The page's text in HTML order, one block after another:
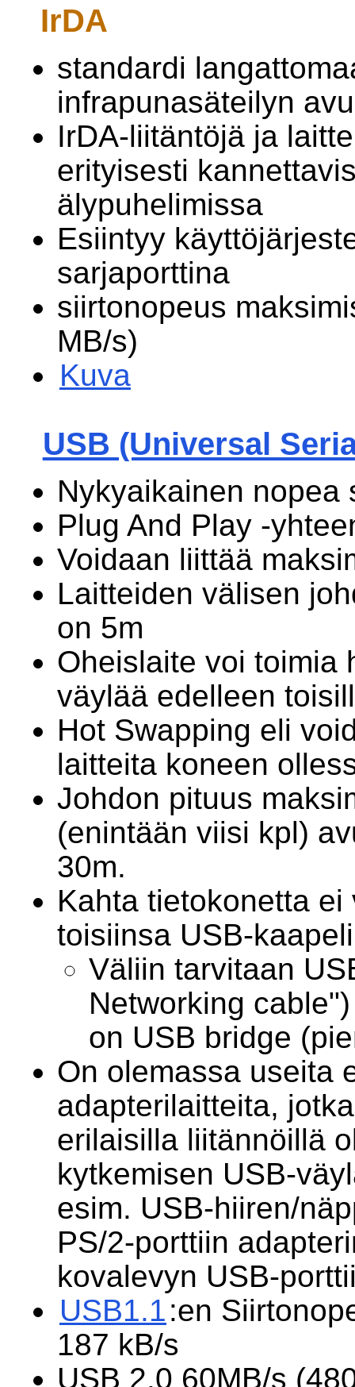
IrDA
standardi
infrapunasäteilyn
IrDA-liitäntöjä ja
erityisesti
älypuhelimissa
Esiintyy
sarjaporttina
siirtonopeus
MB/s)
Kuva
USB (Universal
Nykyaikainen nopea
Plug And Play -
Voidaan liittää
Laitteiden välisen
on 5m
Oheislaite voi toimia
väylää edelleen
Hot Swapping eli
laitteita koneen
Johdon pituus
(enintään viisi kpl)
30m.
Kahta tietokonetta
toisiinsa USB-
Väliin tarvitaan
Networking
on USB bridge
On olemassa useita
adapterilaitteita,
erilaisilla liitännöillä
kytkemisen USB-
esim. USB-hiiren/
PS/2-porttiin
kovalevyn USB-
USB1.1:en
187 kB/s
USB 2.0 60MB/s